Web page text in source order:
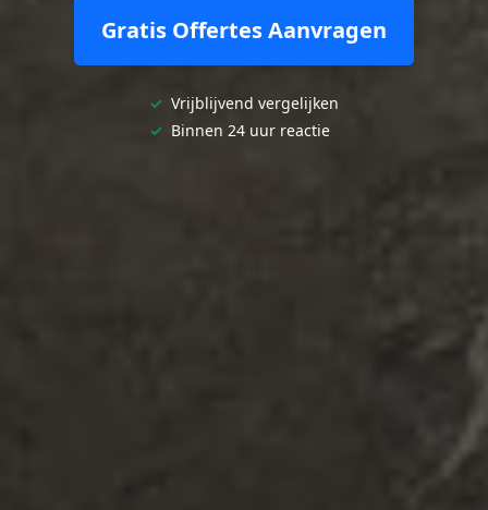
Gratis Offertes Aanvragen
✓ Vrijblijvend vergelijken
✓ Binnen 24 uur reactie